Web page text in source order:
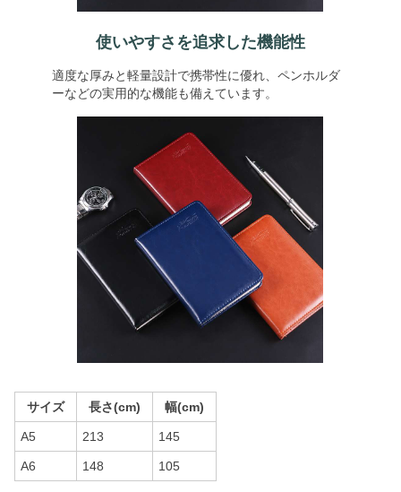
使いやすさを追求した機能性
適度な厚みと軽量設計で携帯性に優れ、ペンホルダ
ーなどの実用的な機能も備えています。
サイズ 長さ(cm) 幅(cm)
A5 213 145
A6 148 105